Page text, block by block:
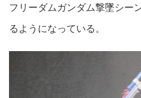
フリーダムガンダム撃墜シー
るようになっている。